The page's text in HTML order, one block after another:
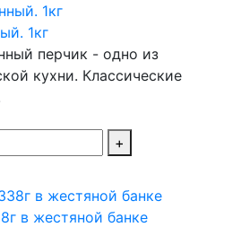
1кг
перчик - одно из
кухни. Классические
+
в жестяной банке